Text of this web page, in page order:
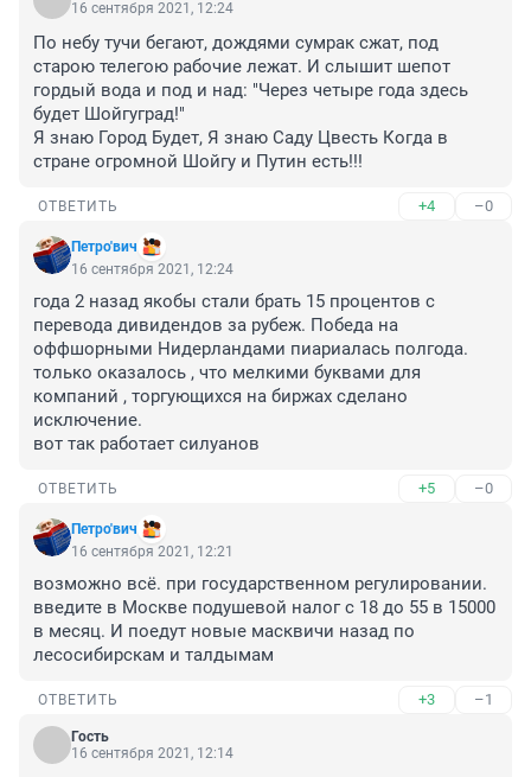
16 сентября 2021, 12:24
По небу тучи бегают, дождями сумрак сжат, под
старою телегою рабочие лежат. И слышит шепот
гордый вода и под и над: "Через четыре года здесь
будет Шойгуград!"
Я знаю Город Будет, Я знаю Саду Цвесть Когда в
стране огромной Шойгу и Путин есть!!!
ОТВЕТИТЬ +4 –0
Петро'вич
16 сентября 2021, 12:24
года 2 назад якобы стали брать 15 процентов с
перевода дивидендов за рубеж. Победа на
оффшорными Нидерландами пиариалась полгода.
только оказалось , что мелкими буквами для
компаний , торгующихся на биржах сделано
исключение.
вот так работает силуанов
ОТВЕТИТЬ +5 –0
Петро'вич
16 сентября 2021, 12:21
возможно всё. при государственном регулировании.
введите в Москве подушевой налог с 18 до 55 в 15000
в месяц. И поедут новые масквичи назад по
лесосибирскам и талдымам
ОТВЕТИТЬ +3 –1
Гость
16 сентября 2021, 12:14